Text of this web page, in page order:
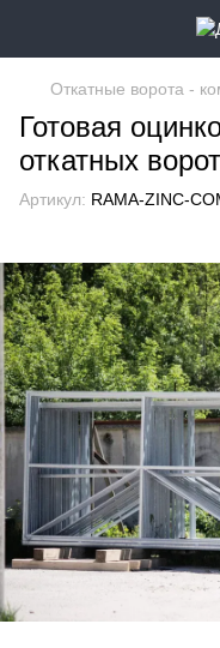
Откатные ворота -
Готовая
откатных
Артикул: RAMA-ZINC-